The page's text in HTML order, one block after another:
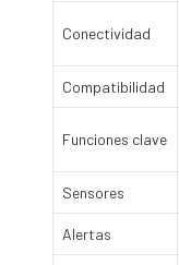
Conectividad
Compatibilidad
Funciones clave
Sensores
Alertas